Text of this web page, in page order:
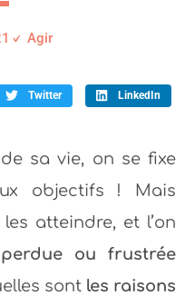
Agir
Twitter LinkedIn
sa vie, on se fixe
objectifs ! Mais
atteindre, et l’on
ou frustrée
sont les raisons